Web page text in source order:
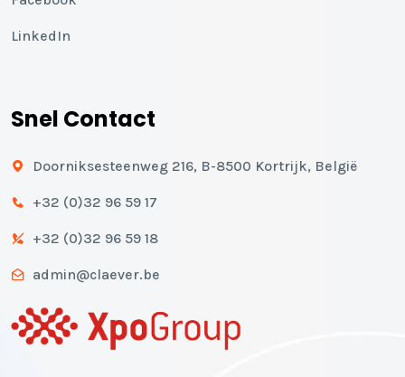
LinkedIn
Snel Contact
Doorniksesteenweg 216, B-8500 Kortrijk, België
+32 (0)32 96 59 17
+32 (0)32 96 59 18
admin@claever.be